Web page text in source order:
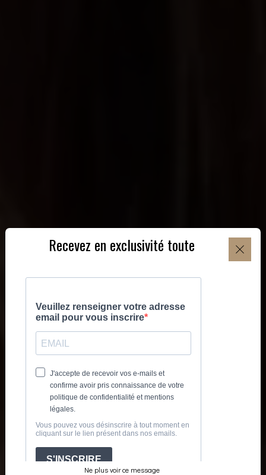
Recevez en exclusivité toute
l'actualité de PROLIVE
Ne plus voir ce message
QUALITÉ,
PROFESSIONNALISME ET
PASSION.
Formations Techniques et Sécurité du Spectacle et de
l'événementiel - Métiers du Drone – Conseil en Développement
des Compétences et RH
NOS FORMATIONS